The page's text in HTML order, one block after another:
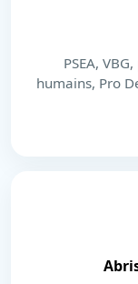
PSEA,
humains, Pro